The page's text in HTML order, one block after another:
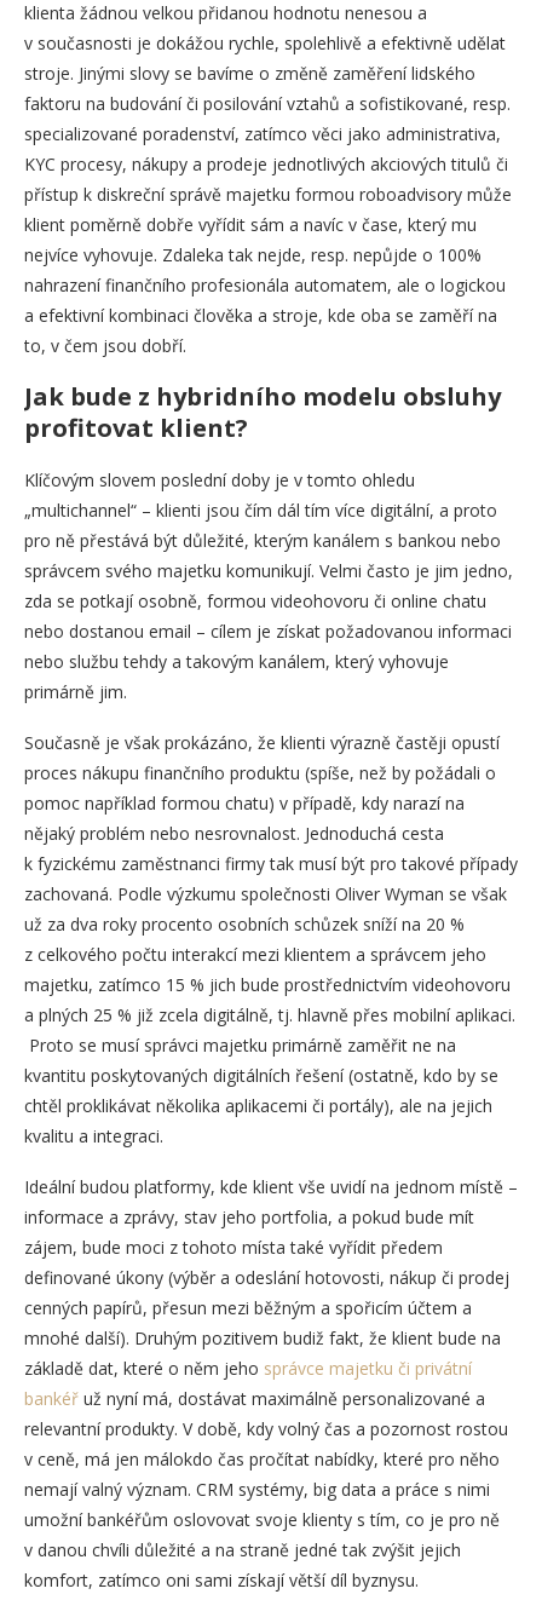
klienta žádnou velkou přidanou hodnotu nenesou a
v současnosti je dokážou rychle, spolehlivě a efektivně udělat
stroje. Jinými slovy se bavíme o změně zaměření lidského
faktoru na budování či posilování vztahů a sofistikované, resp.
specializované poradenství, zatímco věci jako administrativa,
KYC procesy, nákupy a prodeje jednotlivých akciových titulů či
přístup k diskreční správě majetku formou roboadvisory může
klient poměrně dobře vyřídit sám a navíc v čase, který mu
nejvíce vyhovuje. Zdaleka tak nejde, resp. nepůjde o 100%
nahrazení finančního profesionála automatem, ale o logickou
a efektivní kombinaci člověka a stroje, kde oba se zaměří na
to, v čem jsou dobří.
Jak bude z hybridního modelu obsluhy
profitovat klient?
Klíčovým slovem poslední doby je v tomto ohledu
„multichannel“ – klienti jsou čím dál tím více digitální, a proto
pro ně přestává být důležité, kterým kanálem s bankou nebo
správcem svého majetku komunikují. Velmi často je jim jedno,
zda se potkají osobně, formou videohovoru či online chatu
nebo dostanou email – cílem je získat požadovanou informaci
nebo službu tehdy a takovým kanálem, který vyhovuje
primárně jim.
Současně je však prokázáno, že klienti výrazně častěji opustí
proces nákupu finančního produktu (spíše, než by požádali o
pomoc například formou chatu) v případě, kdy narazí na
nějaký problém nebo nesrovnalost. Jednoduchá cesta
k fyzickému zaměstnanci firmy tak musí být pro takové případy
zachovaná. Podle výzkumu společnosti Oliver Wyman se však
už za dva roky procento osobních schůzek sníží na 20 %
z celkového počtu interakcí mezi klientem a správcem jeho
majetku, zatímco 15 % jich bude prostřednictvím videohovoru
a plných 25 % již zcela digitálně, tj. hlavně přes mobilní aplikaci.
Proto se musí správci majetku primárně zaměřit ne na
kvantitu poskytovaných digitálních řešení (ostatně, kdo by se
chtěl proklikávat několika aplikacemi či portály), ale na jejich
kvalitu a integraci.
Ideální budou platformy, kde klient vše uvidí na jednom místě –
informace a zprávy, stav jeho portfolia, a pokud bude mít
zájem, bude moci z tohoto místa také vyřídit předem
definované úkony (výběr a odeslání hotovosti, nákup či prodej
cenných papírů, přesun mezi běžným a spořicím účtem a
mnohé další). Druhým pozitivem budiž fakt, že klient bude na
základě dat, které o něm jeho správce majetku či privátní
bankéř už nyní má, dostávat maximálně personalizované a
relevantní produkty. V době, kdy volný čas a pozornost rostou
v ceně, má jen málokdo čas pročítat nabídky, které pro něho
nemají valný význam. CRM systémy, big data a práce s nimi
umožní bankéřům oslovovat svoje klienty s tím, co je pro ně
v danou chvíli důležité a na straně jedné tak zvýšit jejich
komfort, zatímco oni sami získají větší díl byznysu.